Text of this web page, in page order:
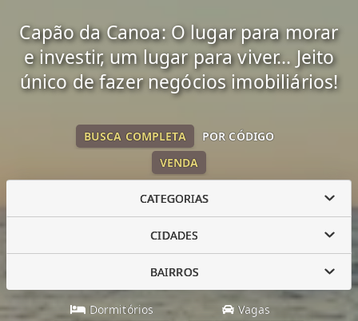
Capão da Canoa: O lugar para morar
e investir, um lugar para viver... Jeito
único de fazer negócios imobiliários!
VENDA
BUSCA COMPLETA POR CÓDIGO
CATEGORIAS
CIDADES
BAIRROS
Dormitórios Vagas